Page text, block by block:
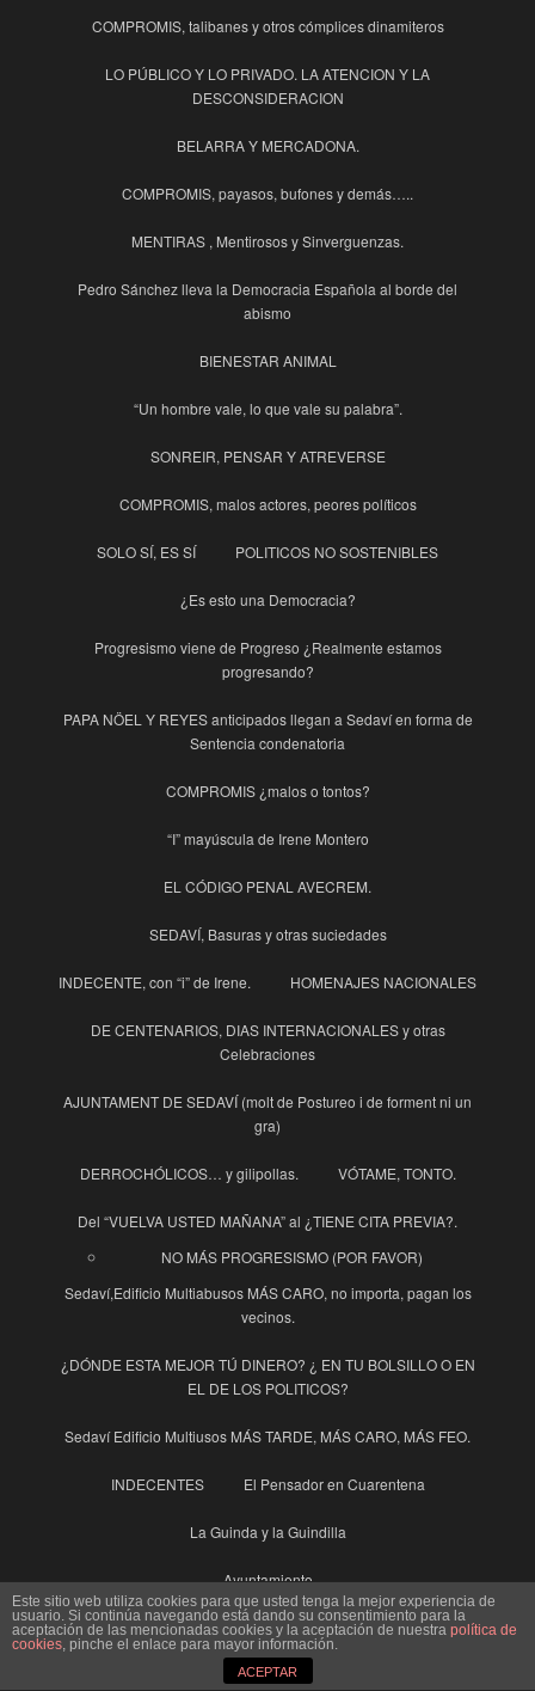
COMPROMIS, talibanes y otros cómplices dinamiteros
LO PÚBLICO Y LO PRIVADO. LA ATENCION Y LA
DESCONSIDERACION
BELARRA Y MERCADONA.
COMPROMIS, payasos, bufones y demás…..
MENTIRAS , Mentirosos y Sinverguenzas.
Pedro Sánchez lleva la Democracia Española al borde del
abismo
BIENESTAR ANIMAL
“Un hombre vale, lo que vale su palabra”.
SONREIR, PENSAR Y ATREVERSE
COMPROMIS, malos actores, peores políticos
SOLO SÍ, ES SÍ POLITICOS NO SOSTENIBLES
¿Es esto una Democracia?
Progresismo viene de Progreso ¿Realmente estamos
progresando?
PAPA NÖEL Y REYES anticipados llegan a Sedaví en forma de
Sentencia condenatoria
COMPROMIS ¿malos o tontos?
“I” mayúscula de Irene Montero
EL CÓDIGO PENAL AVECREM.
SEDAVÍ, Basuras y otras suciedades
INDECENTE, con “i” de Irene. HOMENAJES NACIONALES
DE CENTENARIOS, DIAS INTERNACIONALES y otras
Celebraciones
AJUNTAMENT DE SEDAVÍ (molt de Postureo i de forment ni un
gra)
DERROCHÓLICOS… y gilipollas. VÓTAME, TONTO.
Del “VUELVA USTED MAÑANA” al ¿TIENE CITA PREVIA?.
NO MÁS PROGRESISMO (POR FAVOR)
Sedaví,Edificio Multiabusos MÁS CARO, no importa, pagan los
vecinos.
¿DÓNDE ESTA MEJOR TÚ DINERO? ¿ EN TU BOLSILLO O EN
EL DE LOS POLITICOS?
Sedaví Edificio Multiusos MÁS TARDE, MÁS CARO, MÁS FEO.
INDECENTES El Pensador en Cuarentena
La Guinda y la Guindilla
Ayuntamiento
Enhorabuena al Pueblo de Sedaví
SEDAVI, UN AYUNTAMIENTO OPACO, PERO QUE MUY
OPACO…. Y CARO, MUY CARO
Este sitio web utiliza cookies para que usted tenga la mejor experiencia de
usuario. Si continúa navegando está dando su consentimiento para la
aceptación de las mencionadas cookies y la aceptación de nuestra política de
cookies, pinche el enlace para mayor información.
ACEPTAR